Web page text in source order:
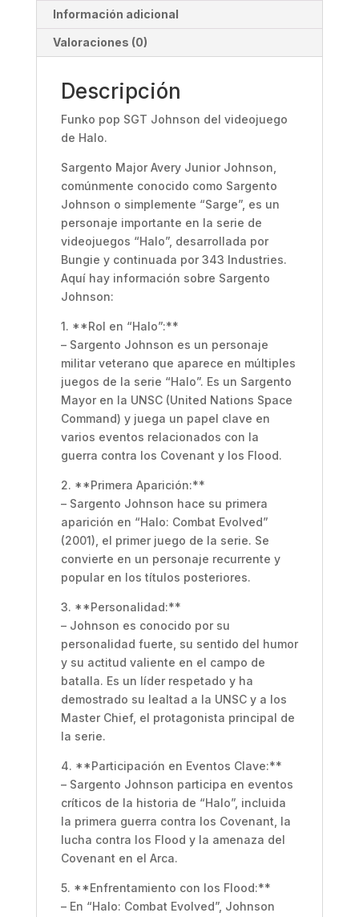
Información adicional
Valoraciones (0)
Descripción
Funko pop SGT Johnson del videojuego
de Halo.
Sargento Major Avery Junior Johnson,
comúnmente conocido como Sargento
Johnson o simplemente “Sarge”, es un
personaje importante en la serie de
videojuegos “Halo”, desarrollada por
Bungie y continuada por 343 Industries.
Aquí hay información sobre Sargento
Johnson:
1. **Rol en “Halo”:**
– Sargento Johnson es un personaje
militar veterano que aparece en múltiples
juegos de la serie “Halo”. Es un Sargento
Mayor en la UNSC (United Nations Space
Command) y juega un papel clave en
varios eventos relacionados con la
guerra contra los Covenant y los Flood.
2. **Primera Aparición:**
– Sargento Johnson hace su primera
aparición en “Halo: Combat Evolved”
(2001), el primer juego de la serie. Se
convierte en un personaje recurrente y
popular en los títulos posteriores.
3. **Personalidad:**
– Johnson es conocido por su
personalidad fuerte, su sentido del humor
y su actitud valiente en el campo de
batalla. Es un líder respetado y ha
demostrado su lealtad a la UNSC y a los
Master Chief, el protagonista principal de
la serie.
4. **Participación en Eventos Clave:**
– Sargento Johnson participa en eventos
críticos de la historia de “Halo”, incluida
la primera guerra contra los Covenant, la
lucha contra los Flood y la amenaza del
Covenant en el Arca.
5. **Enfrentamiento con los Flood:**
– En “Halo: Combat Evolved”, Johnson